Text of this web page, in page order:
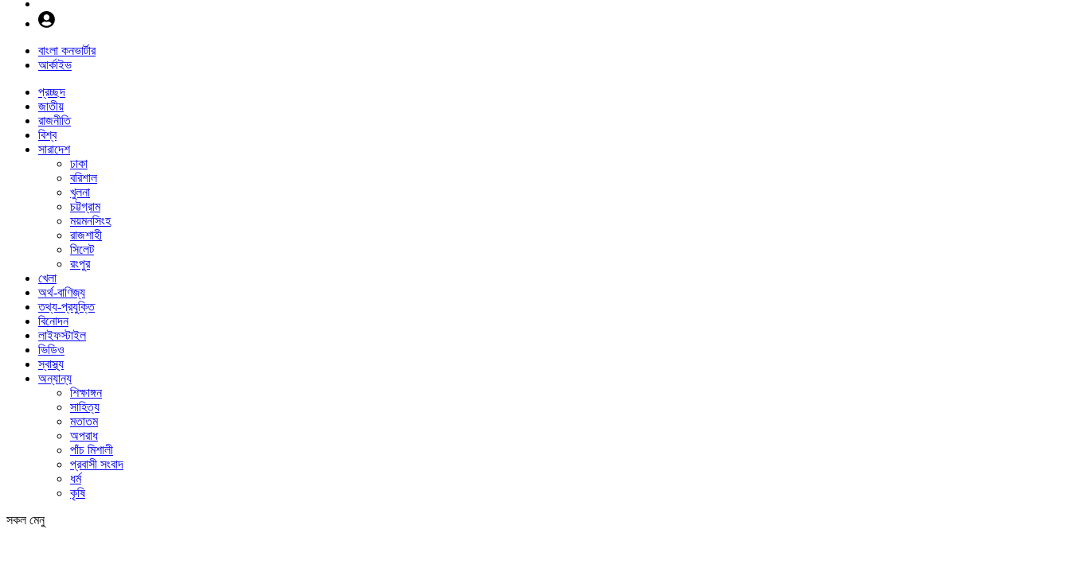
বাংলা কনভার্টার
আর্কাইভ
প্রচ্ছদ
জাতীয়
রাজনীতি
বিশ্ব
সারাদেশ
ঢাকা
বরিশাল
খুলনা
চট্টগ্রাম
ময়মনসিংহ
রাজশাহী
সিলেট
রংপুর
খেলা
অর্থ-বাণিজ্য
তথ্য-প্রযুক্তি
বিনোদন
লাইফস্টাইল
ভিডিও
স্বাস্থ্য
অন্যান্য
শিক্ষাঙ্গন
সাহিত্য
মতাতম
অপরাধ
পাঁচ মিশালী
প্রবাসী সংবাদ
ধর্ম
কৃষি
সকল মেনু